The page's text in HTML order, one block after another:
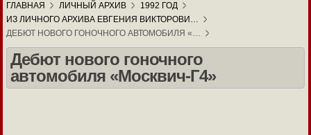
ГЛАВНАЯ ЛИЧНЫЙ АРХИВ
1992 ГОД
ИЗ ЛИЧНОГО АРХИВА ЕВГЕНИЯ ВИКТОРОВИ…
ДЕБЮТ НОВОГО ГОНОЧНОГО АВТОМОБИЛЯ «…
Дебют нового гоночного
автомобиля «Москвич-Г4»